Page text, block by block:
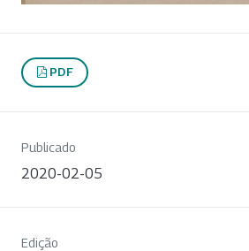
PDF
Publicado
2020-02-05
Edição